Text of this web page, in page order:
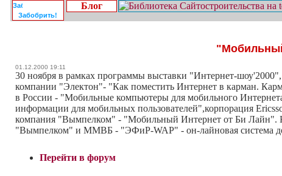
Забобрить!
Блог
01.12.2000 19:11
30 ноября в рамках программы выставки "Интернет-
компании "Электон"- "Как поместить Интернет в карман.
в России - "Мобильные компьютеры для мобильного
информации для мобильных пользователей",корпорация
компания "Вымпелком" - "Мобильный Интернет от Би Лайн".
"Вымпелком" и ММВБ - "ЭФиР-WAP" - он-лайновая система
Перейти в форум